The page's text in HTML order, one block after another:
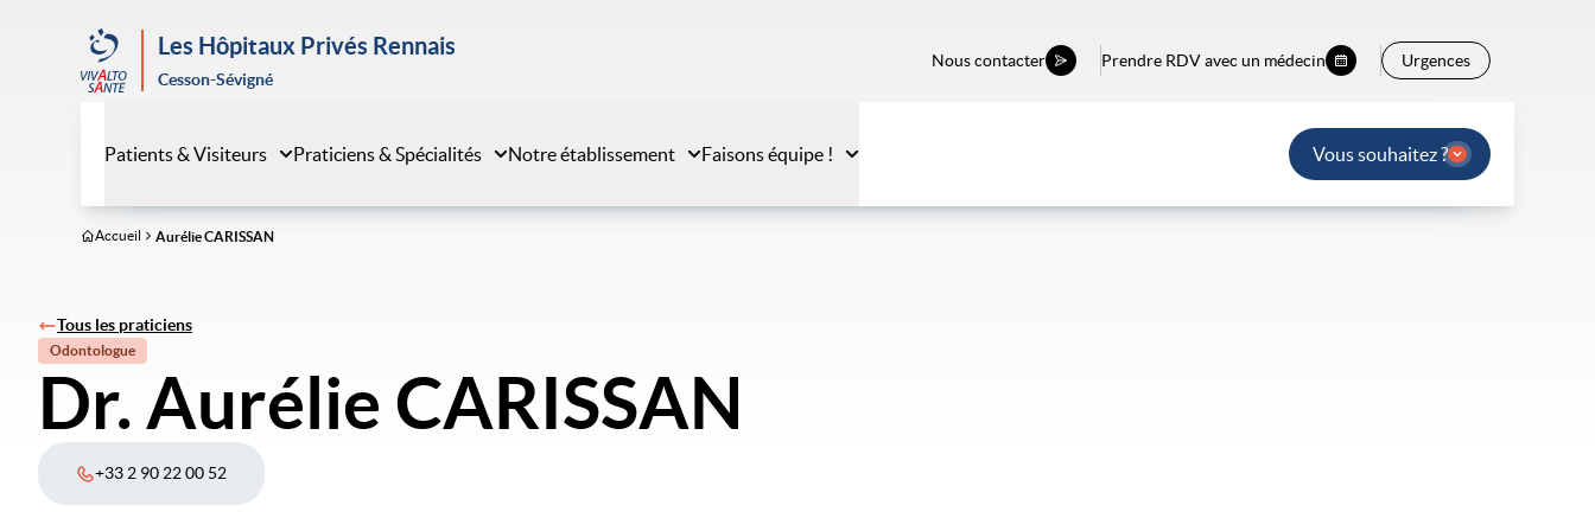
Les Hôpitaux Privés Rennais
Cesson-Sévigné
Nous contacter Prendre RDV avec un médecin Urgences
Patients & Visiteurs Praticiens & Spécialités Notre établissement Faisons équipe ! Vous souhaitez ?
Accueil Aurélie CARISSAN
Tous les praticiens
Odontologue
Dr. Aurélie CARISSAN
+33 2 90 22 00 52